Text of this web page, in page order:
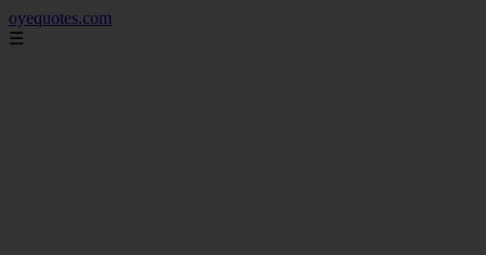
oyequotes.com
☰